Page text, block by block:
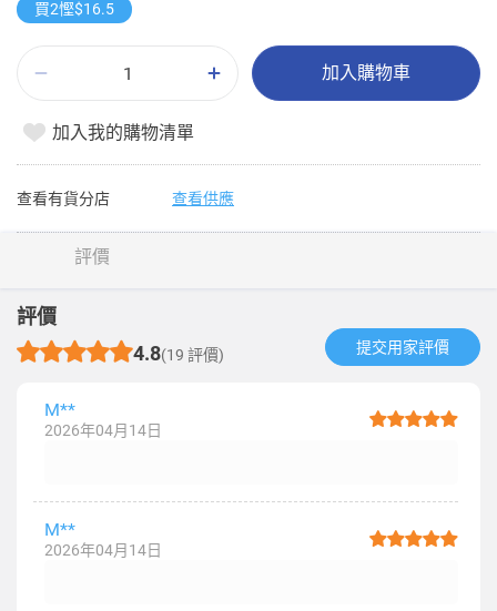
買2慳$16.5
加入購物車
加入我的購物清單
查看有貨分店 查看供應
評價
評價
4.8(19 評價) 提交用家評價​
M**
2026年04月14日
M**
2026年04月14日